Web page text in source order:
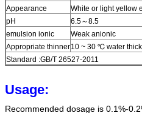
Appearance
White or light yellow
pH
6.5～8.5
emulsion ionic
Weak anionic
Appropriate thinner10 ~ 30 ℃ water
Standard :GB/T 26527-2011
Usage:
Recommended dosage is 0.1%-